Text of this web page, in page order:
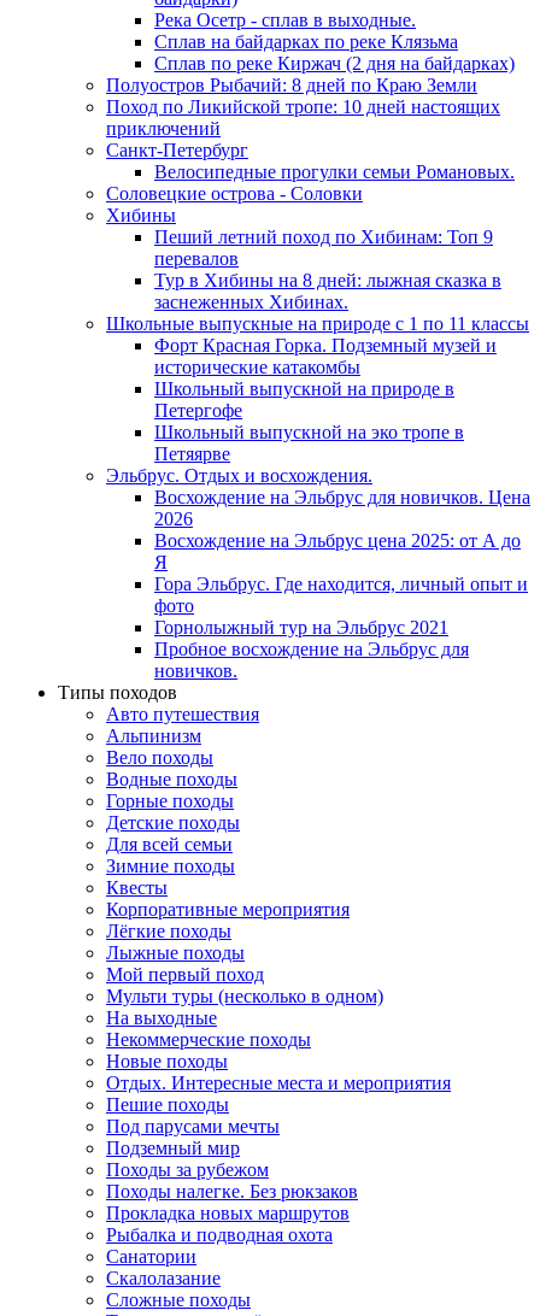
Река Осетр - сплав в выходные.
Сплав на байдарках по реке Клязьма
Сплав по реке Киржач (2 дня на байдарках)
Полуостров Рыбачий: 8 дней по Краю Земли
Поход по Ликийской тропе: 10 дней настоящих
приключений
Санкт-Петербург
Велосипедные прогулки семьи Романовых.
Соловецкие острова - Соловки
Хибины
Пеший летний поход по Хибинам: Топ 9
перевалов
Тур в Хибины на 8 дней: лыжная сказка в
заснеженных Хибинах.
Школьные выпускные на природе с 1 по 11 классы
Форт Красная Горка. Подземный музей и
исторические катакомбы
Школьный выпускной на природе в
Петергофе
Школьный выпускной на эко тропе в
Петяярве
Эльбрус. Отдых и восхождения.
Восхождение на Эльбрус для новичков. Цена
2026
Восхождение на Эльбрус цена 2025: от А до
Я
Гора Эльбрус. Где находится, личный опыт и
фото
Горнолыжный тур на Эльбрус 2021
Пробное восхождение на Эльбрус для
новичков.
Типы походов
Авто путешествия
Альпинизм
Вело походы
Водные походы
Горные походы
Детские походы
Для всей семьи
Зимние походы
Квесты
Корпоративные мероприятия
Лёгкие походы
Лыжные походы
Мой первый поход
Мульти туры (несколько в одном)
На выходные
Некоммерческие походы
Новые походы
Отдых. Интересные места и мероприятия
Пешие походы
Под парусами мечты
Подземный мир
Походы за рубежом
Походы налегке. Без рюкзаков
Прокладка новых маршрутов
Рыбалка и подводная охота
Санатории
Скалолазание
Сложные походы